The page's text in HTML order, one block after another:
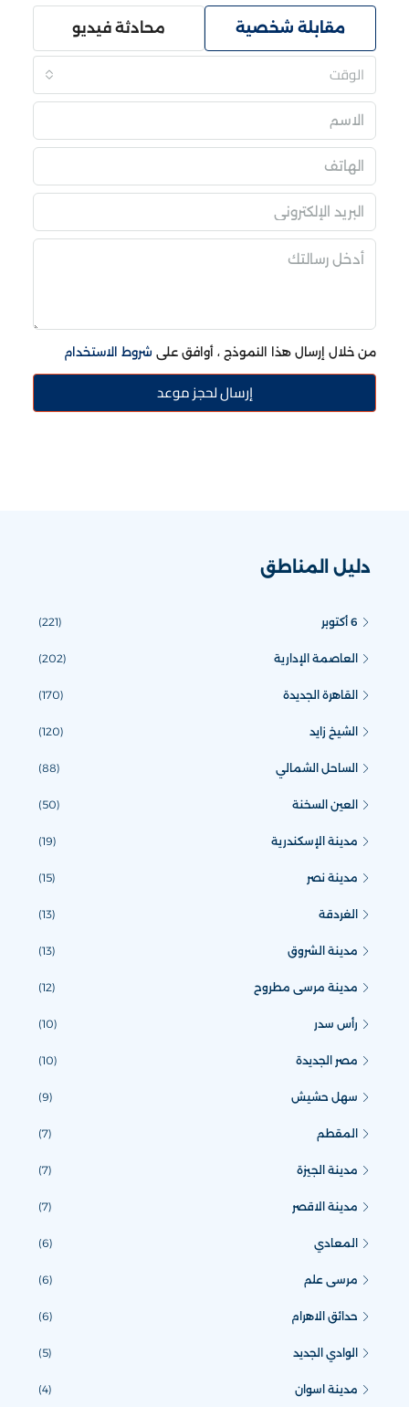
مقابلة شخصية محادثة فيديو
الوقت
من خلال إرسال هذا النموذج ، أوافق على شروط الاستخدام
إرسال لحجز موعد
دليل المناطق
6 أكتوبر (221)
العاصمة الإدارية (202)
القاهرة الجديدة (170)
الشيخ زايد (120)
الساحل الشمالي (88)
العين السخنة (50)
مدينة الإسكندرية (19)
مدينة نصر (15)
الغردقة (13)
مدينة الشروق (13)
مدينة مرسى مطروح (12)
رأس سدر (10)
مصر الجديدة (10)
سهل حشيش (9)
المقطم (7)
مدينة الجيزة (7)
مدينة الاقصر (7)
المعادي (6)
مرسى علم (6)
حدائق الاهرام (6)
الوادي الجديد (5)
مدينة اسوان (4)